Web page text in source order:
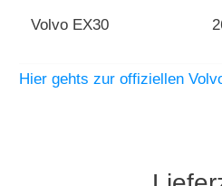
Volvo EX30
Hier gehts zur offiziellen